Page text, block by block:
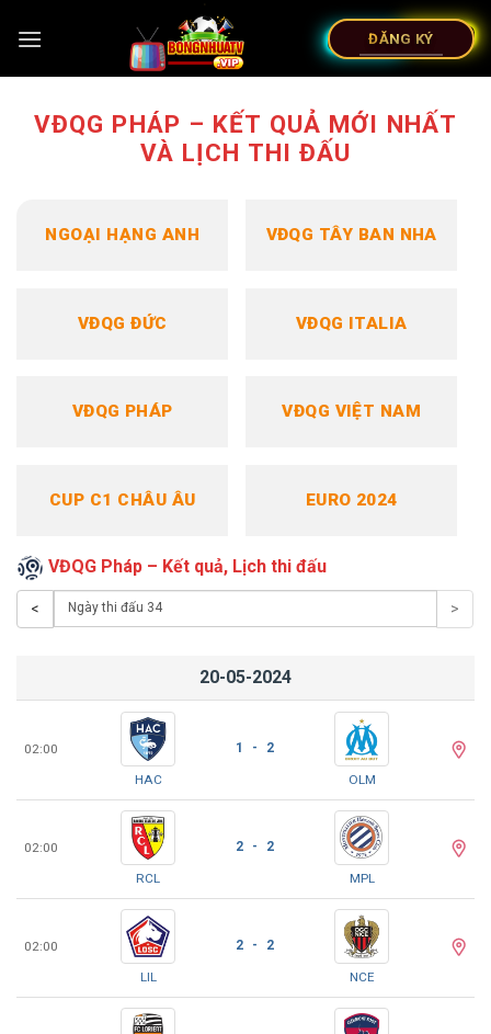
qua
ĐĂNG KÝ
VĐQG PHÁP – KẾT QUẢ MỚI NHẤT
VÀ LỊCH THI ĐẤU
NGOẠI HẠNG ANH VĐQG TÂY BAN NHA
VĐQG ĐỨC VĐQG ITALIA
VĐQG PHÁP VĐQG VIỆT NAM
CUP C1 CHÂU ÂU EURO 2024
VĐQG Pháp – Kết quả, Lịch thi đấu
< >
20-05-2024
02:00
HAC
1 - 2
OLM
02:00
RCL
2 - 2
MPL
02:00
LIL
2 - 2
NCE